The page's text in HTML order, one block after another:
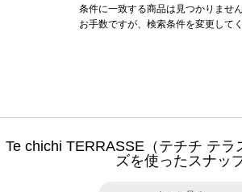
条件に一致する商品は見つかりません
お手数ですが、検索条件を変更してく
Te chichi TERRASSE（テチチ テラ
ズを使ったスナッ